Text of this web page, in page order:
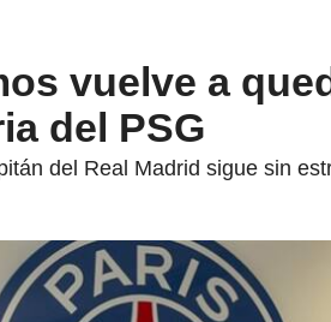
vuelve a
del PSG
del Real Madrid sigue sin